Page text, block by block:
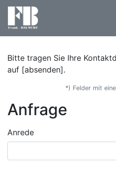
Bitte tragen Sie Ihre
auf [absenden].
*) Felder mit
Anfrage
Anrede